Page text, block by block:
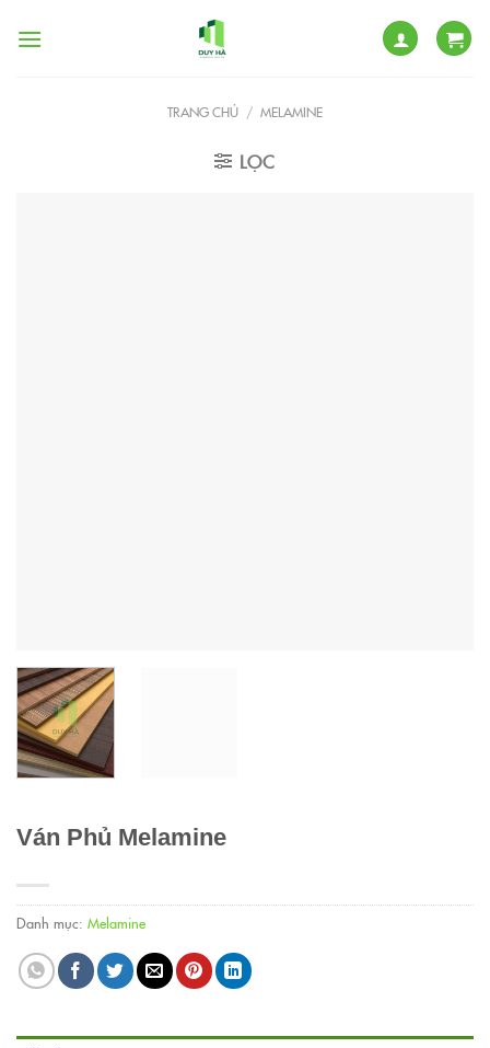
TRANG CHỦ / MELAMINE
LỌC
Ván Phủ Melamine
Danh mục: Melamine